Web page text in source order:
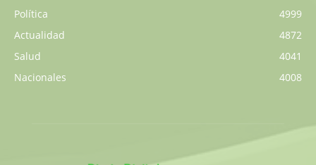
Política
4999
Actualidad
4872
Salud
4041
Nacionales
4008